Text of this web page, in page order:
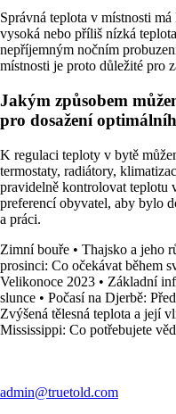
Správná teplota v místnosti
vysoká nebo příliš nízká
nepříjemným nočním
místnosti je proto důležité pro
Jakým způsobem
pro dosažení
K regulaci teploty v bytě
termostaty, radiátory,
pravidelně kontrolovat teplotu
preferencí obyvatel, aby bylo
a práci.
Zimní bouře • Thajsko a jeho
prosinci: Co očekávat během
Velikonoce 2023 • Základní
slunce • Počasí na Djerbě:
Zvýšená tělesná teplota a její
Mississippi: Co potřebujete
admin@truetold.com